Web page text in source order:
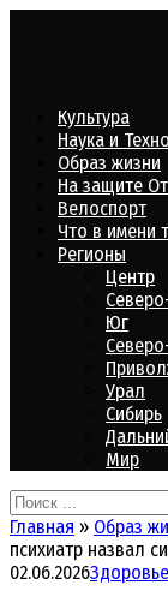
Культура
Наука и
Образ жизни
На защите
Велоспорт
Что в имени
Регионы
Центр
Юг
Урал
Сибирь
Мир
Search
for:
Главная » Образ
психиатр назвал
02.06.2026Здоровье